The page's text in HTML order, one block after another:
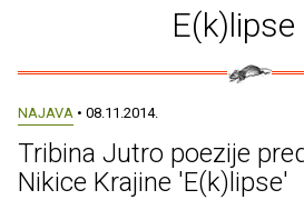
E(k)lipse
NAJAVA • 08.11.2014.
Tribina Jutro poezije
Nikice Krajine 'E(k)lipse'